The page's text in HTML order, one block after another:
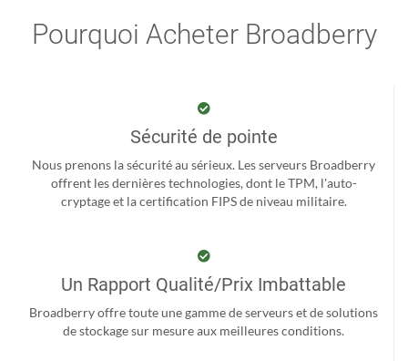
Pourquoi Acheter Broadberry
Sécurité de pointe
Nous prenons la sécurité au sérieux. Les serveurs Broadberry
offrent les dernières technologies, dont le TPM, l'auto-
cryptage et la certification FIPS de niveau militaire.
Un Rapport Qualité/Prix Imbattable
Broadberry offre toute une gamme de serveurs et de solutions
de stockage sur mesure aux meilleures conditions.